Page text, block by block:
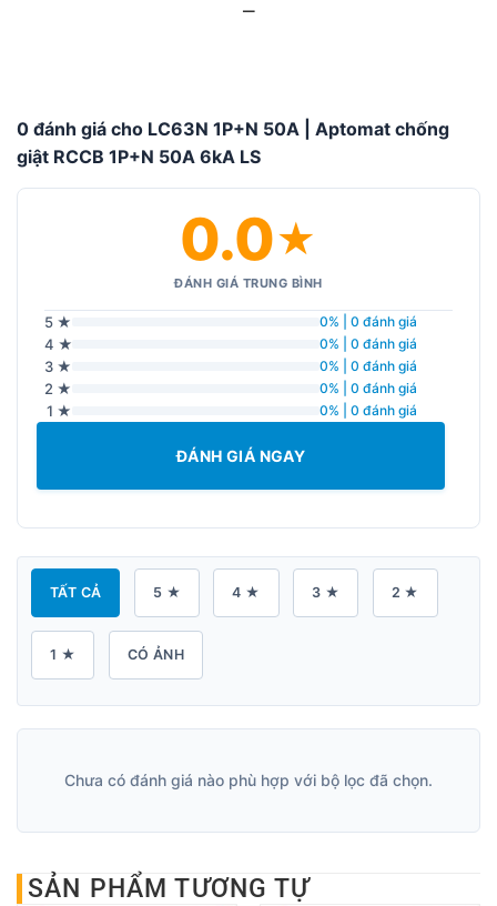
—
0 đánh giá cho LC63N 1P+N 50A | Aptomat chống
giật RCCB 1P+N 50A 6kA LS
0.0★
ĐÁNH GIÁ TRUNG BÌNH
5 ★ 0% | 0 đánh giá
4 ★ 0% | 0 đánh giá
3 ★ 0% | 0 đánh giá
2 ★ 0% | 0 đánh giá
1 ★ 0% | 0 đánh giá
ĐÁNH GIÁ NGAY
TẤT CẢ 5 ★ 4 ★ 3 ★ 2 ★
1 ★ CÓ ẢNH
Chưa có đánh giá nào phù hợp với bộ lọc đã chọn.
SẢN PHẨM TƯƠNG TỰ